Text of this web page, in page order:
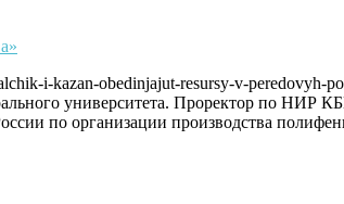
i-kazan-obedinjajut-resursy-v-peredovyh-
университета. Проректор по НИР
по организации производства